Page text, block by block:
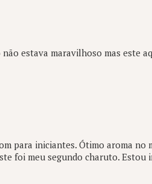
estava maravilhoso mas este
para iniciantes. Ótimo aroma no
foi meu segundo charuto. Estou